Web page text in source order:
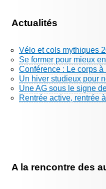
Actualités
Vélo et cols mythiques
Se former pour mieux
Conférence : Le corps
Un hiver studieux pour
Une AG sous le signe
Rentrée active, rentrée
A la rencontre des